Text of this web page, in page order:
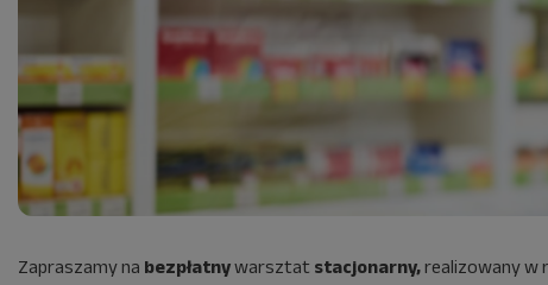
Zapraszamy na bezpłatnywarsztat stacjonarny, realizowany w